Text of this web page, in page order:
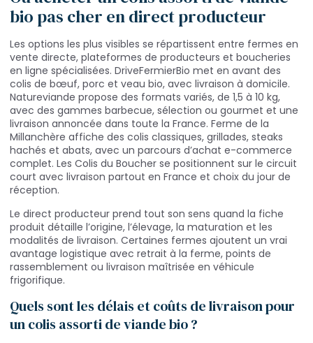
bio pas cher en direct producteur
Les options les plus visibles se répartissent entre fermes en
vente directe, plateformes de producteurs et boucheries
en ligne spécialisées. DriveFermierBio met en avant des
colis de bœuf, porc et veau bio, avec livraison à domicile.
Natureviande propose des formats variés, de 1,5 à 10 kg,
avec des gammes barbecue, sélection ou gourmet et une
livraison annoncée dans toute la France. Ferme de la
Millanchère affiche des colis classiques, grillades, steaks
hachés et abats, avec un parcours d’achat e-commerce
complet. Les Colis du Boucher se positionnent sur le circuit
court avec livraison partout en France et choix du jour de
réception.
Le direct producteur prend tout son sens quand la fiche
produit détaille l’origine, l’élevage, la maturation et les
modalités de livraison. Certaines fermes ajoutent un vrai
avantage logistique avec retrait à la ferme, points de
rassemblement ou livraison maîtrisée en véhicule
frigorifique.
Quels sont les délais et coûts de livraison pour
un colis assorti de viande bio ?